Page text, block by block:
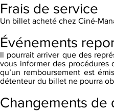
Frais de service
Un billet acheté chez Ciné-
Événements
Il pourrait arriver que des
vous informer des procédures
qu’un remboursement est
détenteur du billet ne pourra
Changements de